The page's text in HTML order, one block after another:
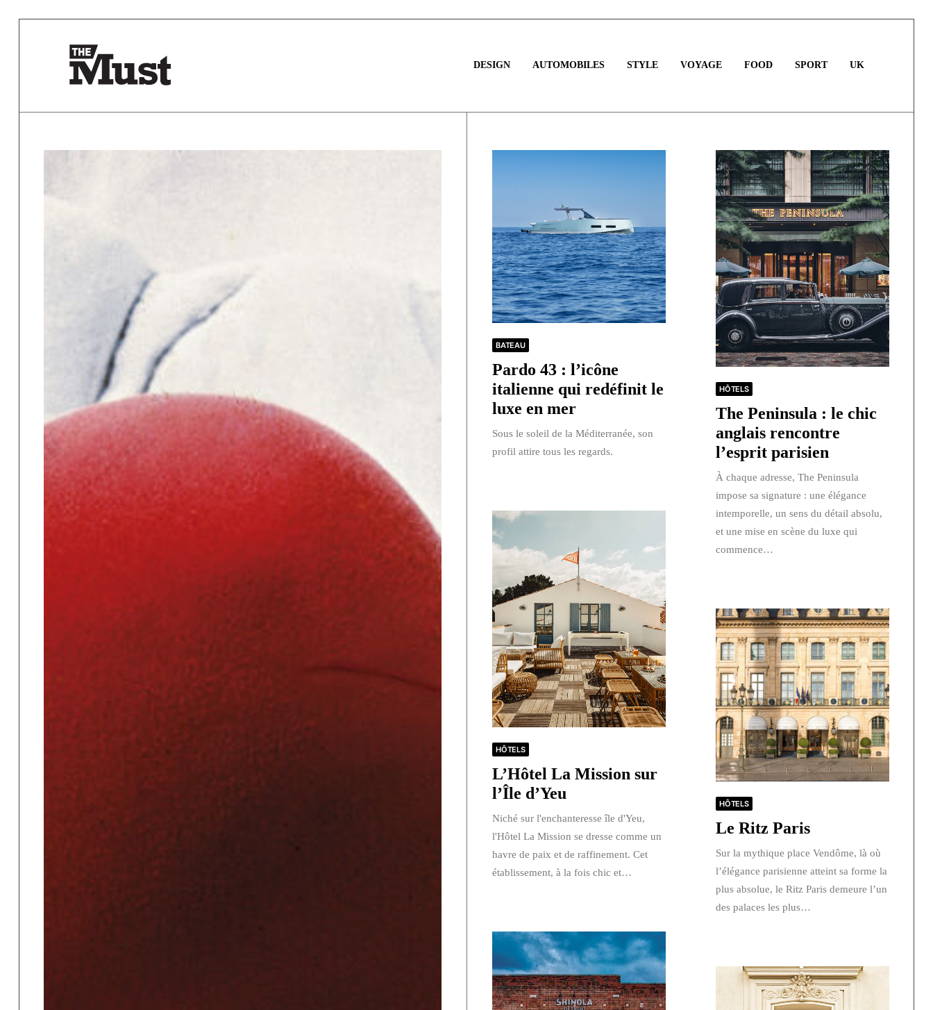
DESIGN AUTOMOBILES STYLE VOYAGE FOOD SPORT UK
BATEAU
Pardo 43 : l’icône
italienne qui redéfinit le
luxe en mer
Sous le soleil de la Méditerranée, son
profil attire tous les regards.
HÔTELS
The Peninsula : le chic
anglais rencontre
l’esprit parisien
À chaque adresse, The Peninsula
impose sa signature : une élégance
intemporelle, un sens du détail absolu,
et une mise en scène du luxe qui
commence…
HÔTELS
L’Hôtel La Mission sur
l’Île d’Yeu
Niché sur l'enchanteresse île d'Yeu,
l'Hôtel La Mission se dresse comme un
havre de paix et de raffinement. Cet
établissement, à la fois chic et…
HÔTELS
Le Ritz Paris
Sur la mythique place Vendôme, là où
l’élégance parisienne atteint sa forme la
plus absolue, le Ritz Paris demeure l’un
des palaces les plus…